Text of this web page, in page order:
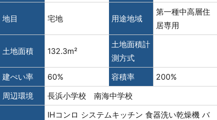
地目 宅地 用途地域
第一種中高層住
居専用
土地面積 132.3m²
土地面積計
測方式
建ぺい率
60% 容積率
200%
周辺環境
長浜小学校 南海中学校
IHコンロ システムキッチン 食器洗い乾燥機 バ